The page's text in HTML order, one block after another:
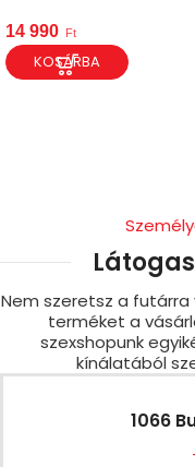
14 990 Ft
KOSÁRBA
Nem szeretsz a futárra
terméket a
szexshopunk
kínálatából
1066